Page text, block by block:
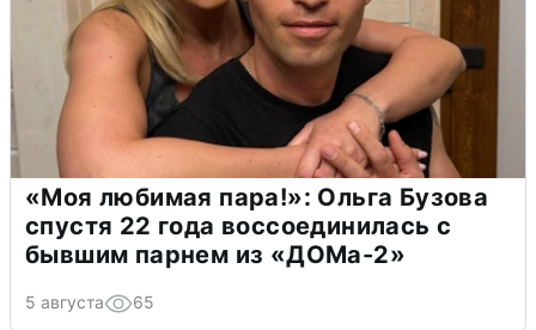
«Моя любимая пара!»: Ольга Бузова
спустя 22 года воссоединилась с
бывшим парнем из «ДОМа-2»
5 августа 65